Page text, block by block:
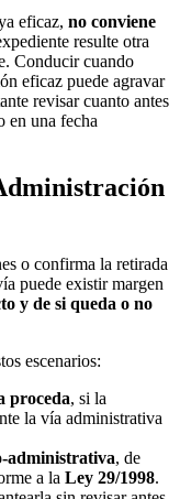
eficaz, no conviene
resulte otra
Conducir cuando
eficaz puede agravar
revisar cuanto antes
en una fecha
o confirma la retirada
puede existir margen
y de si queda o no
escenarios:
proceda, si la
la vía administrativa
administrativa, de
a la Ley 29/1998.